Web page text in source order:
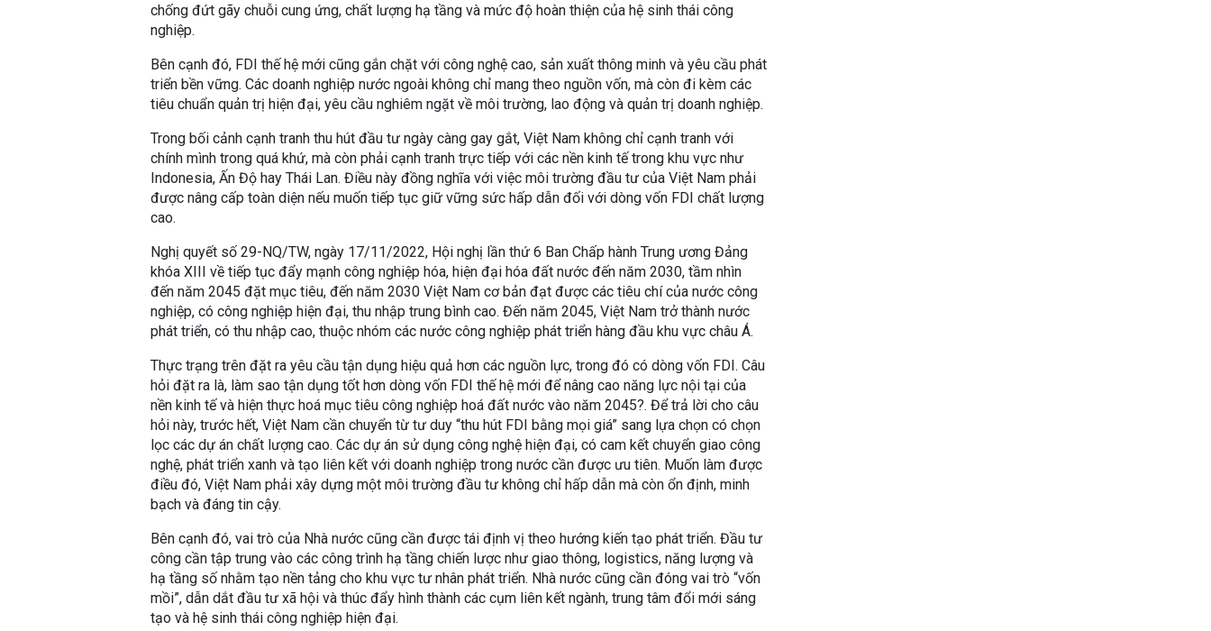
chống đứt gãy chuỗi cung ứng, chất lượng hạ tầng và mức độ hoàn thiện của hệ sinh thái công
nghiệp.
Bên cạnh đó, FDI thế hệ mới cũng gắn chặt với công nghệ cao, sản xuất thông minh và yêu cầu phát
triển bền vững. Các doanh nghiệp nước ngoài không chỉ mang theo nguồn vốn, mà còn đi kèm các
tiêu chuẩn quản trị hiện đại, yêu cầu nghiêm ngặt về môi trường, lao động và quản trị doanh nghiệp.
Trong bối cảnh cạnh tranh thu hút đầu tư ngày càng gay gắt, Việt Nam không chỉ cạnh tranh với
chính mình trong quá khứ, mà còn phải cạnh tranh trực tiếp với các nền kinh tế trong khu vực như
Indonesia, Ấn Độ hay Thái Lan. Điều này đồng nghĩa với việc môi trường đầu tư của Việt Nam phải
được nâng cấp toàn diện nếu muốn tiếp tục giữ vững sức hấp dẫn đối với dòng vốn FDI chất lượng
cao.
Nghị quyết số 29-NQ/TW, ngày 17/11/2022, Hội nghị lần thứ 6 Ban Chấp hành Trung ương Đảng
khóa XIII về tiếp tục đẩy mạnh công nghiệp hóa, hiện đại hóa đất nước đến năm 2030, tầm nhìn
đến năm 2045 đặt mục tiêu, đến năm 2030 Việt Nam cơ bản đạt được các tiêu chí của nước công
nghiệp, có công nghiệp hiện đại, thu nhập trung bình cao. Đến năm 2045, Việt Nam trở thành nước
phát triển, có thu nhập cao, thuộc nhóm các nước công nghiệp phát triển hàng đầu khu vực châu Á.
Thực trạng trên đặt ra yêu cầu tận dụng hiệu quả hơn các nguồn lực, trong đó có dòng vốn FDI. Câu
hỏi đặt ra là, làm sao tận dụng tốt hơn dòng vốn FDI thế hệ mới để nâng cao năng lực nội tại của
nền kinh tế và hiện thực hoá mục tiêu công nghiệp hoá đất nước vào năm 2045?. Để trả lời cho câu
hỏi này, trước hết, Việt Nam cần chuyển từ tư duy “thu hút FDI bằng mọi giá” sang lựa chọn có chọn
lọc các dự án chất lượng cao. Các dự án sử dụng công nghệ hiện đại, có cam kết chuyển giao công
nghệ, phát triển xanh và tạo liên kết với doanh nghiệp trong nước cần được ưu tiên. Muốn làm được
điều đó, Việt Nam phải xây dựng một môi trường đầu tư không chỉ hấp dẫn mà còn ổn định, minh
bạch và đáng tin cậy.
Bên cạnh đó, vai trò của Nhà nước cũng cần được tái định vị theo hướng kiến tạo phát triển. Đầu tư
công cần tập trung vào các công trình hạ tầng chiến lược như giao thông, logistics, năng lượng và
hạ tầng số nhằm tạo nền tảng cho khu vực tư nhân phát triển. Nhà nước cũng cần đóng vai trò “vốn
mồi”, dẫn dắt đầu tư xã hội và thúc đẩy hình thành các cụm liên kết ngành, trung tâm đổi mới sáng
tạo và hệ sinh thái công nghiệp hiện đại.